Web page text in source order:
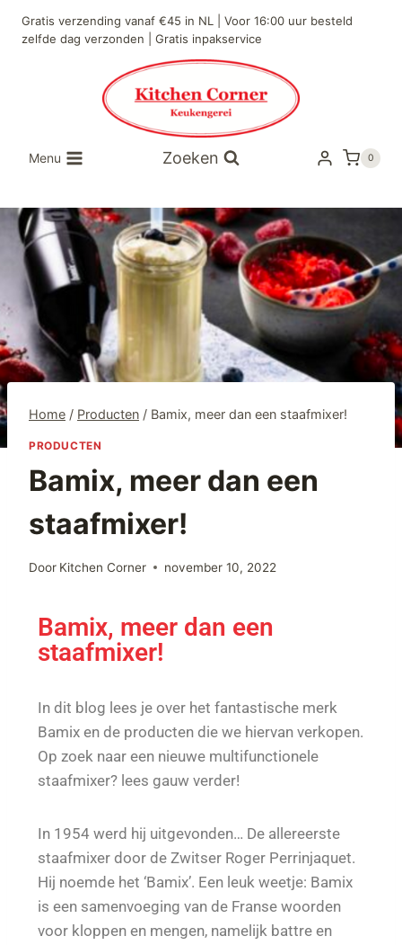
Gratis verzending vanaf €45 in NL | Voor 16:00 uur besteld
zelfde dag verzonden | Gratis inpakservice
Menu Zoeken 0
Home / Producten / Bamix, meer dan een staafmixer!
PRODUCTEN
Bamix, meer dan een
staafmixer!
Door Kitchen Corner november 10, 2022
Bamix, meer dan een
staafmixer!
In dit blog lees je over het fantastische merk
Bamix en de producten die we hiervan verkopen.
Op zoek naar een nieuwe multifunctionele
staafmixer? lees gauw verder!
In 1954 werd hij uitgevonden… De allereerste
staafmixer door de Zwitser Roger Perrinjaquet.
Hij noemde het ‘Bamix’. Een leuk weetje: Bamix
is een samenvoeging van de Franse woorden
voor kloppen en mengen, namelijk battre en